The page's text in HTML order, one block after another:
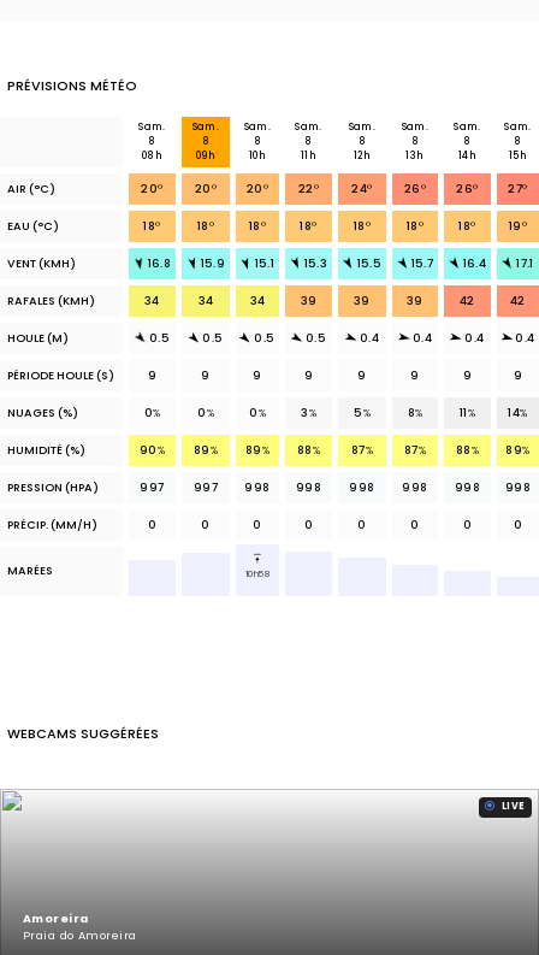
PRÉVISIONS MÉTÉO
Sam.
8
08h
Sam.
8
09h
Sam.
8
10h
Sam.
8
11h
Sam.
8
12h
Sam.
8
13h
Sam.
8
14h
Sam.
8
15h
AIR (°C) 20° 20° 20° 22° 24° 26° 26° 27°
EAU (°C) 18° 18° 18° 18° 18° 18° 18° 19°
VENT (KMH) 16.8 15.9 15.1 15.3 15.5 15.7 16.4 17.1
RAFALES (KMH) 34 34 34 39 39 39 42 42
HOULE (M) 0.5 0.5 0.5 0.5 0.4 0.4 0.4 0.4
PÉRIODE HOULE (S) 9 9 9 9 9 9 9 9
NUAGES (%) 0% 0% 0% 3% 5% 8% 11% 14%
HUMIDITÉ (%) 90% 89% 89% 88% 87% 87% 88% 89%
PRESSION (HPA) 997 997 998 998 998 998 998 998
PRÉCIP.(MM/H) 0 0 0 0 0 0 0 0
MARÉES 10h58
WEBCAMS SUGGÉRÉES
LIVE
Amoreira
Praia do Amoreira